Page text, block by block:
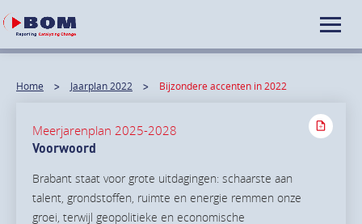
Home Jaarplan 2022 Bijzondere accenten in 2022
Meerjarenplan 2025-2028
Voorwoord
Brabant staat voor grote uitdagingen: schaarste aan
talent, grondstoffen, ruimte en energie remmen onze
groei, terwijl geopolitieke en economische